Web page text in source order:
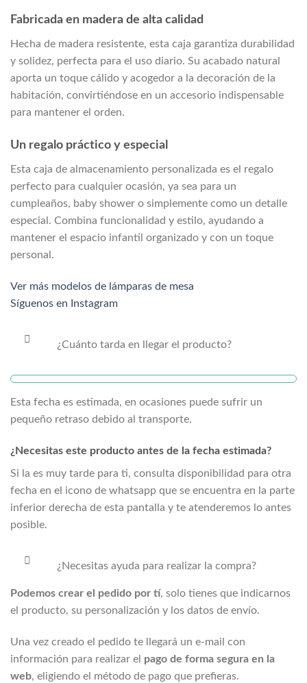
Fabricada en madera de alta calidad
Hecha de madera resistente, esta caja garantiza durabilidad
y solidez, perfecta para el uso diario. Su acabado natural
aporta un toque cálido y acogedor a la decoración de la
habitación, convirtiéndose en un accesorio indispensable
para mantener el orden.
Un regalo práctico y especial
Esta caja de almacenamiento personalizada es el regalo
perfecto para cualquier ocasión, ya sea para un
cumpleaños, baby shower o simplemente como un detalle
especial. Combina funcionalidad y estilo, ayudando a
mantener el espacio infantil organizado y con un toque
personal.
Ver más modelos de lámparas de mesa
Síguenos en Instagram
¿Cuánto tarda en llegar el producto?
Esta fecha es estimada, en ocasiones puede sufrir un
pequeño retraso debido al transporte.
¿Necesitas este producto antes de la fecha estimada?
Si la es muy tarde para ti, consulta disponibilidad para otra
fecha en el icono de whatsapp que se encuentra en la parte
inferior derecha de esta pantalla y te atenderemos lo antes
posible.
¿Necesitas ayuda para realizar la compra?
Podemos crear el pedido por tí, solo tienes que indicarnos
el producto, su personalización y los datos de envío.
Una vez creado el pedido te llegará un e-mail con
información para realizar el pago de forma segura en la
web, eligiendo el método de pago que prefieras.